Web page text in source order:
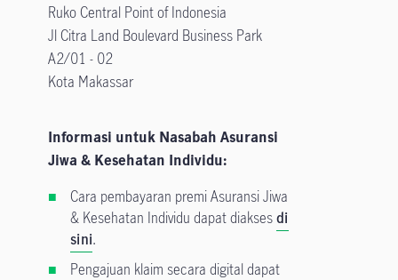
Ruko Central Point of Indonesia
Jl Citra Land Boulevard Business Park
A2/01 - 02
Kota Makassar
Informasi untuk Nasabah Asuransi
Jiwa & Kesehatan Individu:
Cara pembayaran premi Asuransi Jiwa
& Kesehatan Individu dapat diaksesdi
sini.
Pengajuan klaim secara digital dapat